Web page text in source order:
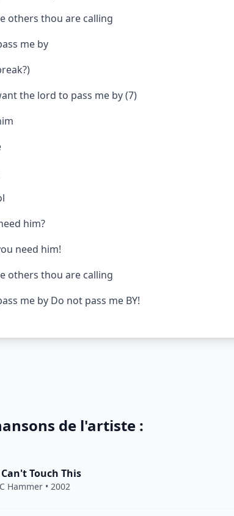
others thou are calling
me by
the lord to pass me by (7)
him?
need him!
others thou are calling
me by Do not pass me BY!
de l'artiste :
Can't Touch This
Hammer • 2002